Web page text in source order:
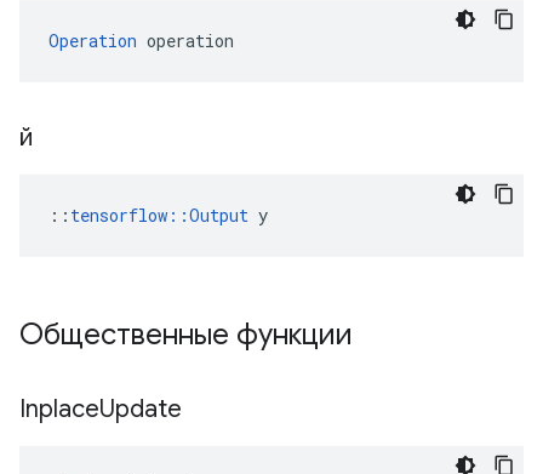
Operation operation
й
:: tensorflow::Output y
Общественные функции
InplaceUpdate